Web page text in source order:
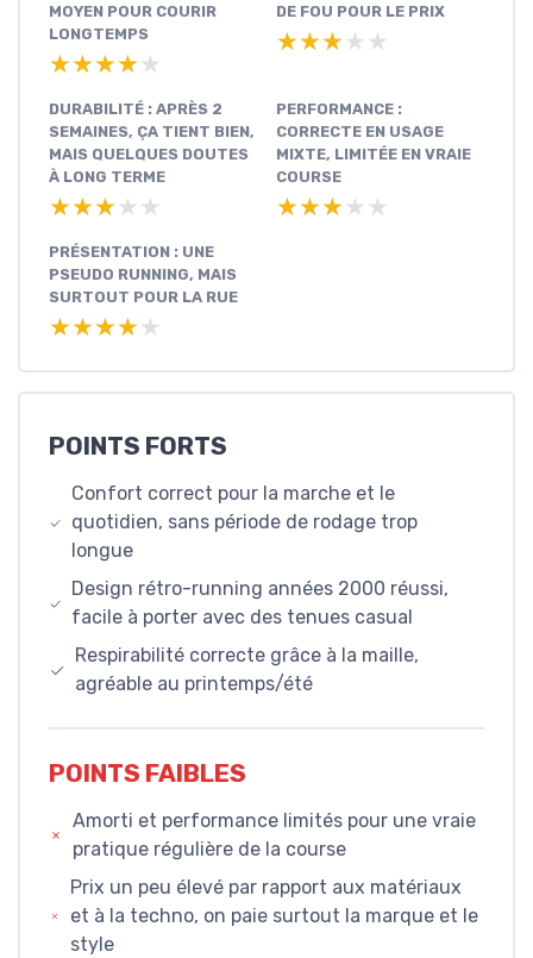
MOYEN POUR COURIR
LONGTEMPS
★★★★★
★★★★★
DE FOU POUR LE PRIX
★★★★★
★★★★★
DURABILITÉ : APRÈS 2
SEMAINES, ÇA TIENT BIEN,
MAIS QUELQUES DOUTES
À LONG TERME
★★★★★
★★★★★
PERFORMANCE :
CORRECTE EN USAGE
MIXTE, LIMITÉE EN VRAIE
COURSE
★★★★★
★★★★★
PRÉSENTATION : UNE
PSEUDO RUNNING, MAIS
SURTOUT POUR LA RUE
★★★★★
★★★★★
POINTS FORTS
Confort correct pour la marche et le
quotidien, sans période de rodage trop
longue
Design rétro-running années 2000 réussi,
facile à porter avec des tenues casual
Respirabilité correcte grâce à la maille,
agréable au printemps/été
POINTS FAIBLES
Amorti et performance limités pour une vraie
pratique régulière de la course
Prix un peu élevé par rapport aux matériaux
et à la techno, on paie surtout la marque et le
style